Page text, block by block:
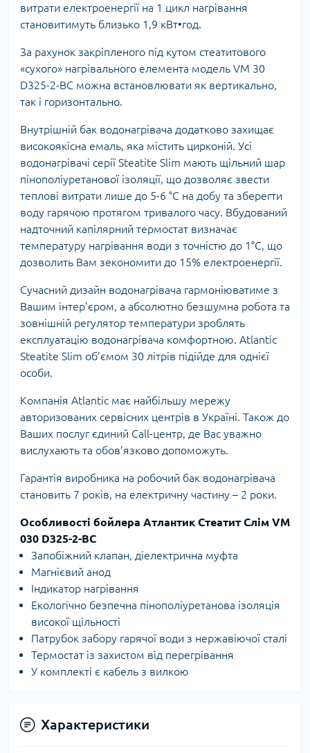
витрати електроенергії на 1 цикл нагрівання
становитимуть близько 1,9 кВт•год.
За рахунок закріпленого під кутом стеатитового
«сухого» нагрівального елемента модель VM 30
D325-2-BC можна встановлювати як вертикально,
так і горизонтально.
Внутрішній бак водонагрівача додатково захищає
високоякісна емаль, яка містить цирконій. Усі
водонагрівачі серії Steatite Slim мають щільний шар
пінополіуретанової ізоляції, що дозволяє звести
теплові витрати лише до 5-6 °C на добу та зберегти
воду гарячою протягом тривалого часу. Вбудований
надточний капілярний термостат визначає
температуру нагрівання води з точністю до 1°C, що
дозволить Вам зекономити до 15% електроенергії.
Сучасний дизайн водонагрівача гармоніюватиме з
Вашим інтер’єром, а абсолютно безшумна робота та
зовнішній регулятор температури зроблять
експлуатацію водонагрівача комфортною. Atlantic
Steatite Slim об’ємом 30 літрів підійде для однієї
особи.
Компанія Atlantic має найбільшу мережу
авторизованих сервісних центрів в Україні. Також до
Ваших послуг єдиний Call-центр, де Вас уважно
вислухають та обов’язково допоможуть.
Гарантія виробника на робочий бак водонагрівача
становить 7 років, на електричну частину – 2 роки.
Особливості бойлера Атлантик Стеатит Слім VM
030 D325-2-BC
Запобіжний клапан, діелектрична муфта
Магнієвий анод
Індикатор нагрівання
Екологічно безпечна пінополіуретанова ізоляція
високої щільності
Патрубок забору гарячої води з нержавіючої сталі
Термостат із захистом від перегрівання
У комплекті є кабель з вилкою
Характеристики